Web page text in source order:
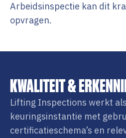
Arbeidsinspectie kan dit
opvragen.
KWALITEIT &
Lifting Inspections werkt
keuringsinstantie met
certificatieschema’s en